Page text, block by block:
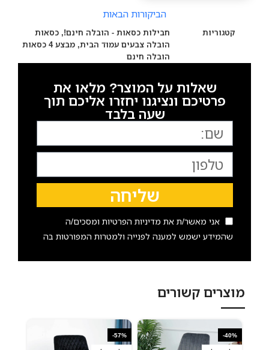
הביקורות הבאות
קטגוריות חבילות כסאות - הובלה חינם!, כסאות
הובלה צבעים עמוד הבית,
מבצע 4 כסאות
הובלה חינם
שאלות על המוצר? מלאו את
פרטיכם ונציגנו יחזרו אליכם תוך
שעה בלבד
אני מאשר/ת את מדיניות הפרטיות ומסכים/ה
שהמידע ישמש למענה לפנייה ולמטרות המפורטות בה
שליחה
מוצרים קשורים
-40%
-57%